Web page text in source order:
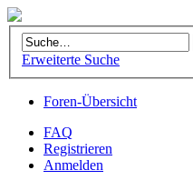
Erweiterte Suche
Foren-Übersicht
FAQ
Registrieren
Anmelden